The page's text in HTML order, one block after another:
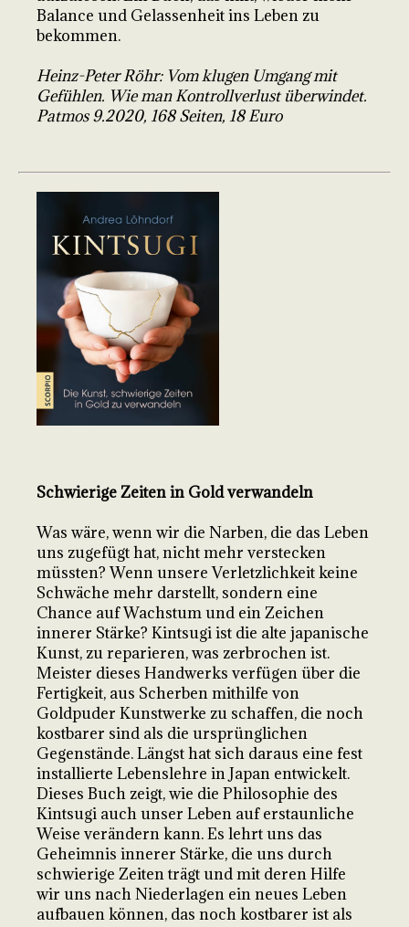
Balance und Gelassenheit ins Leben zu
bekommen.
Heinz-Peter Röhr: Vom klugen Umgang mit
Gefühlen. Wie man Kontrollverlust überwindet.
Patmos 9.2020, 168 Seiten, 18 Euro
Schwierige Zeiten in Gold verwandeln
Was wäre, wenn wir die Narben, die das Leben
uns zugefügt hat, nicht mehr verstecken
müssten? Wenn unsere Verletzlichkeit keine
Schwäche mehr darstellt, sondern eine
Chance auf Wachstum und ein Zeichen
innerer Stärke? Kintsugi ist die alte japanische
Kunst, zu reparieren, was zerbrochen ist.
Meister dieses Handwerks verfügen über die
Fertigkeit, aus Scherben mithilfe von
Goldpuder Kunstwerke zu schaffen, die noch
kostbarer sind als die ursprünglichen
Gegenstände. Längst hat sich daraus eine fest
installierte Lebenslehre in Japan entwickelt.
Dieses Buch zeigt, wie die Philosophie des
Kintsugi auch unser Leben auf erstaunliche
Weise verändern kann. Es lehrt uns das
Geheimnis innerer Stärke, die uns durch
schwierige Zeiten trägt und mit deren Hilfe
wir uns nach Niederlagen ein neues Leben
aufbauen können, das noch kostbarer ist als